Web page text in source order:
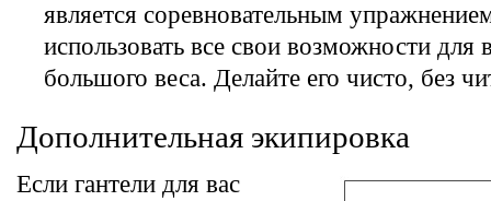
является соревновательным
использовать все свои возможности для
большого веса. Делайте его чисто, без
Дополнительная экипировка
Если гантели для вас